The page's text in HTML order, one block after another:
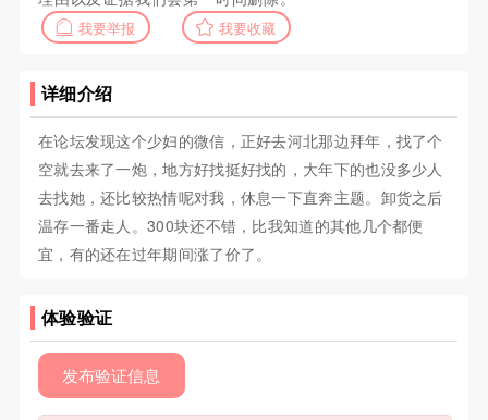
我要举报 我要收藏
详细介绍
在论坛发现这个少妇的微信，正好去河北那边拜年，找了个
空就去来了一炮，地方好找挺好找的，大年下的也没多少人
去找她，还比较热情呢对我，休息一下直奔主题。卸货之后
温存一番走人。300块还不错，比我知道的其他几个都便
宜，有的还在过年期间涨了价了。
体验验证
发布验证信息